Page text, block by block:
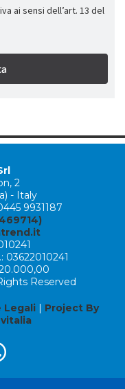
ai sensi dell’art. 13 del
2
- Italy
9931187
03622010241
Reserved
Legali | Project By